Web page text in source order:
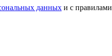
данных и с правилами